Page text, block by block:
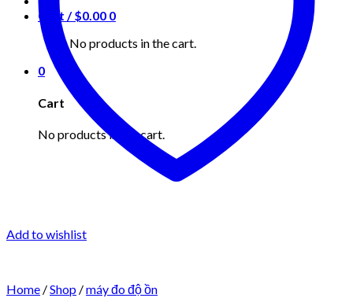
Cart /$0.00 0
No products in the cart.
0
Cart
No products in the cart.
Add to wishlist
Home /Shop /máy đo độ ồn